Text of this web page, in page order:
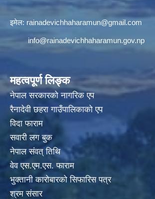
इमेल: rainadevichhaharamun@gmail.com
info@rainadevichhaharamun.gov.np
महत्वपूर्ण लिङ्क
नेपाल सरकारको नागरिक एप
रैनादेवी छहरा गाउँपालिकाको एप
विदा फाराम
सवारी लग बुक
नेपाल संवत् तिथि
वेव एस.एम.एस. फाराम
भुक्तानी कारोबारको सिफारिस पत्र
श्रम संसार